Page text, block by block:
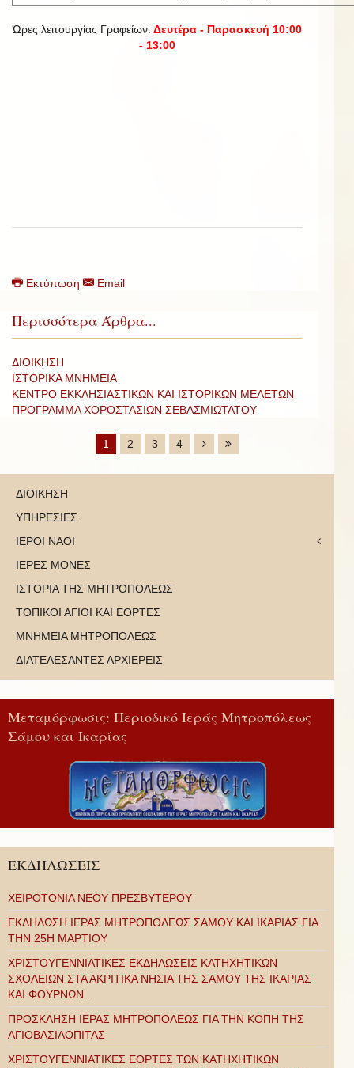
Ώρες λειτουργίας Γραφείων: Δευτέρα - Παρασκευή 10:00
- 13:00
Εκτύπωση Email
Περισσότερα Άρθρα...
ΔΙΟΙΚΗΣΗ
ΙΣΤΟΡΙΚΑ ΜΝΗΜΕΙΑ
ΚΕΝΤΡΟ ΕΚΚΛΗΣΙΑΣΤΙΚΩΝ ΚΑΙ ΙΣΤΟΡΙΚΩΝ ΜΕΛΕΤΩΝ
ΠΡΟΓΡΑΜΜΑ ΧΟΡΟΣΤΑΣΙΩΝ ΣΕΒΑΣΜΙΩΤΑΤΟΥ
1 2 3 4
ΔΙΟΙΚΗΣΗ
ΥΠΗΡΕΣΙΕΣ
ΙΕΡΟΙ ΝΑΟΙ
ΙΕΡΕΣ ΜΟΝΕΣ
ΙΣΤΟΡΙΑ ΤΗΣ ΜΗΤΡΟΠΟΛΕΩΣ
ΤΟΠΙΚΟΙ ΑΓΙΟΙ ΚΑΙ ΕΟΡΤΕΣ
ΜΝΗΜΕΙΑ ΜΗΤΡΟΠΟΛΕΩΣ
ΔΙΑΤΕΛΕΣΑΝΤΕΣ ΑΡΧΙΕΡΕΙΣ
Μεταμόρφωσις: Περιοδικό Ιεράς Μητροπόλεως
Σάμου και Ικαρίας
ΕΚΔΗΛΩΣΕΙΣ
ΧΕΙΡΟΤΟΝΙΑ ΝΕΟΥ ΠΡΕΣΒΥΤΕΡΟΥ
ΕΚΔΗΛΩΣΗ ΙΕΡΑΣ ΜΗΤΡΟΠΟΛΕΩΣ ΣΑΜΟΥ ΚΑΙ ΙΚΑΡΙΑΣ ΓΙΑ
ΤΗΝ 25Η ΜΑΡΤΙΟΥ
ΧΡΙΣΤΟΥΓΕΝΝΙΑΤΙΚΕΣ ΕΚΔΗΛΩΣΕΙΣ ΚΑΤΗΧΗΤΙΚΩΝ
ΣΧΟΛΕΙΩΝ ΣΤΑ ΑΚΡΙΤΙΚΑ ΝΗΣΙΑ ΤΗΣ ΣΑΜΟΥ ΤΗΣ ΙΚΑΡΙΑΣ
ΚΑΙ ΦΟΥΡΝΩΝ .
ΠΡΟΣΚΛΗΣΗ ΙΕΡΑΣ ΜΗΤΡΟΠΟΛΕΩΣ ΓΙΑ ΤΗΝ ΚΟΠΗ ΤΗΣ
ΑΓΙΟΒΑΣΙΛΟΠΙΤΑΣ
ΧΡΙΣΤΟΥΓΕΝΝΙΑΤΙΚΕΣ ΕΟΡΤΕΣ ΤΩΝ ΚΑΤΗΧΗΤΙΚΩΝ